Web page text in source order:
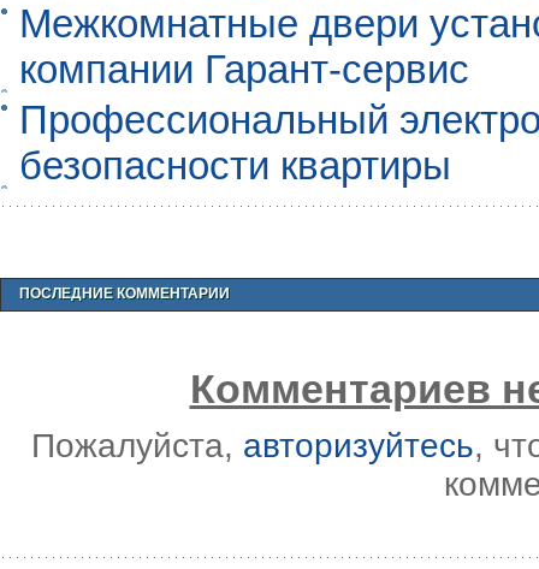
Межкомнатные двери
компании Гарант-сервис
Профессиональный
безопасности квартиры
ПОСЛЕДНИЕ КОММЕНТАРИИ
Комментариев
Пожалуйста, авторизуйтесь,